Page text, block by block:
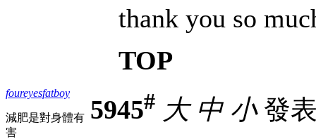
thank you so
TOP
foureyesfatboy
減肥是對身體有
害
5945# 大 中 小發